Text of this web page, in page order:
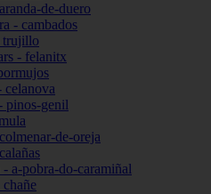
de-duero
- cambados
trujillo
- felanitx
celanova
pinos-genil
de-oreja
a-pobra-do-caramiñal